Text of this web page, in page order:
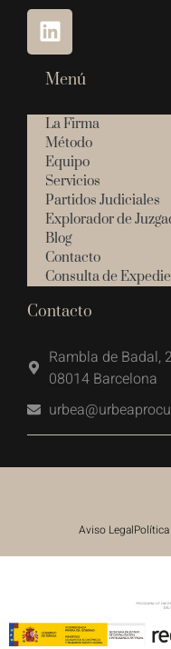
Menú
La Firma
Método
Equipo
Servicios
Partidos Judiciales
Explorador de
Blog
Contacto
Consulta de
Contacto
Rambla de Badal,
08014 Barcelona
Aviso Legal